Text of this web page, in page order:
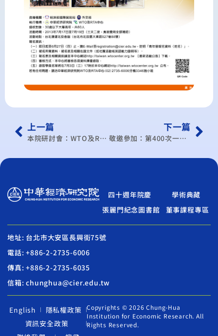
上一篇
本院研討會：WTO及RTA中心學術研討會(102/5月)
下一篇
敬邀參加：第400次一般經濟研討會
四十週年院慶
學術典藏
張麗門紀念圖書館
董事課程專區
地址: 台北市大安區長興街75號
電話: +886-2-2735-6006
傳真: +886-2-2735-6035
信箱: chunghua@cier.edu.tw
English
隱私權政策
資訊安全政策
Copyrights © 2026 Chung-Hua
Institution for Economic Research. All
Rights Reserved.